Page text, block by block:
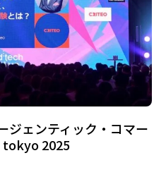
ジェンティック・コマー
2025